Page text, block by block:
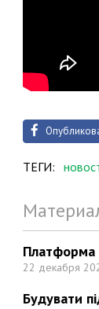
ТЕГИ:
Платформа
22 декабря
Будувати